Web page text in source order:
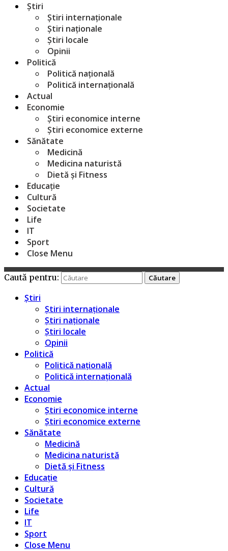
Știri
Știri internaționale
Știri naționale
Știri locale
Opinii
Politică
Politică națională
Politică internațională
Actual
Economie
Știri economice interne
Știri economice externe
Sănătate
Medicină
Medicina naturistă
Dietă și Fitness
Educație
Cultură
Societate
Life
IT
Sport
Close Menu
Caută pentru:
Știri
Știri internaționale
Știri naționale
Știri locale
Opinii
Politică
Politică națională
Politică internațională
Actual
Economie
Știri economice interne
Știri economice externe
Sănătate
Medicină
Medicina naturistă
Dietă și Fitness
Educație
Cultură
Societate
Life
IT
Sport
Close Menu